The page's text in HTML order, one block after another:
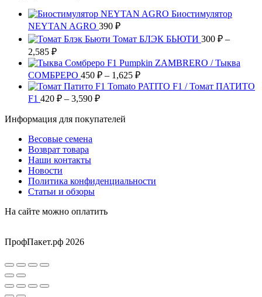
выбрать
на
странице
товара.
вариаций.
Опции
можно
на
странице
товара.
Биостимулятор
NEYTAN AGRO 390 ₽
Томат БЛЭК БЬЮТИ 300 ₽ –
2,585 ₽Диапазон
цен:
300 ₽
–
2,585 ₽
Pumpkin ZAMBRERO / Тыква
СОМБРЕРО 450 ₽ – 1,625 ₽Диапазон
цен:
Tomato PATITO F1 / Томат ПАТИТО
F1 420 ₽ – 3,590 ₽Диапазон
420 ₽
Информация для покупателей
Весовые семена
Возврат товара
Наши контакты
Новости
Политика конфиденциальности
Статьи и обзоры
На сайте можно оплатить
ПрофПакет.рф 2026
Вверх